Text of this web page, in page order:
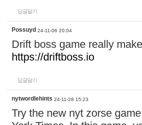
답글달기
Possuyd 24-11-06 20:04
Drift boss game really
https://driftboss.io
답글달기
nytwordlehints 24-11-28 15:23
Try the new nyt zorse